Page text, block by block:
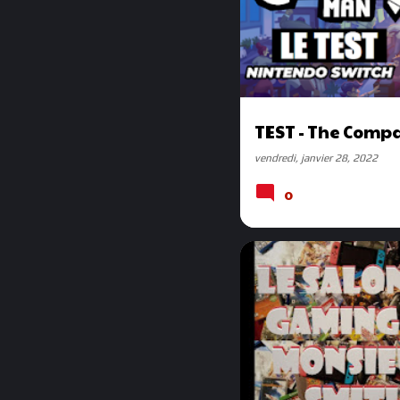
TEST - The
vendredi, janvier 28, 2022
0
PODCAST